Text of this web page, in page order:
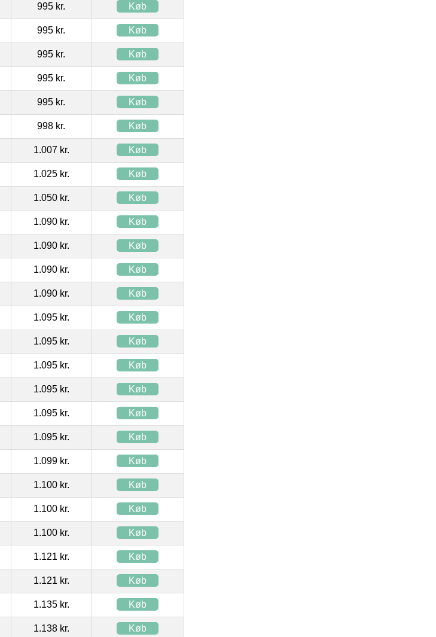
995 kr. Køb
995 kr. Køb
995 kr. Køb
995 kr. Køb
995 kr. Køb
998 kr. Køb
1.007 kr. Køb
1.025 kr. Køb
1.050 kr. Køb
1.090 kr. Køb
1.090 kr. Køb
1.090 kr. Køb
1.090 kr. Køb
1.095 kr. Køb
1.095 kr. Køb
1.095 kr. Køb
1.095 kr. Køb
1.095 kr. Køb
1.095 kr. Køb
1.099 kr. Køb
1.100 kr. Køb
1.100 kr. Køb
1.100 kr. Køb
1.121 kr. Køb
1.121 kr. Køb
1.135 kr. Køb
1.138 kr. Køb